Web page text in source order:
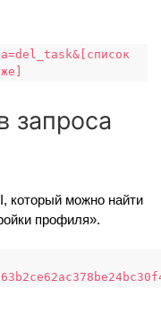
запроса
который можно найти
профиля».